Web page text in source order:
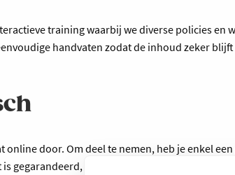
training waarbij we diverse policies en
handvaten zodat de inhoud zeker
online door. Om deel te nemen, heb je enkel
gegarandeerd, al jouw vragen kan je stellen via